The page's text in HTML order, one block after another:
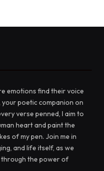
emotions find their voice
poetic companion on
verse penned, I aim to
heart and paint the
of my pen. Join me in
and life itself, as we
the power of